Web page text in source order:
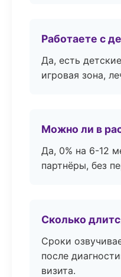
Работаете с
Да, есть
игровая зона,
Можно ли в
Да, 0% на 6-12
партнёры, без
Сколько
Сроки
после
визита.